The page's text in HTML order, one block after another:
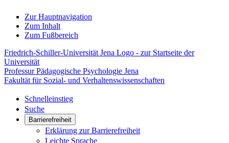
Zur Hauptnavigation
Zum Inhalt
Zum Fußbereich
Friedrich-Schiller-Universität Jena Logo - zur Startseite der
Universität
Professur Pädagogische Psychologie Jena
Fakultät für Sozial- und Verhaltenswissenschaften
Schnelleinstieg
Suche
Barrierefreiheit
Erklärung zur Barrierefreiheit
Leichte Sprache